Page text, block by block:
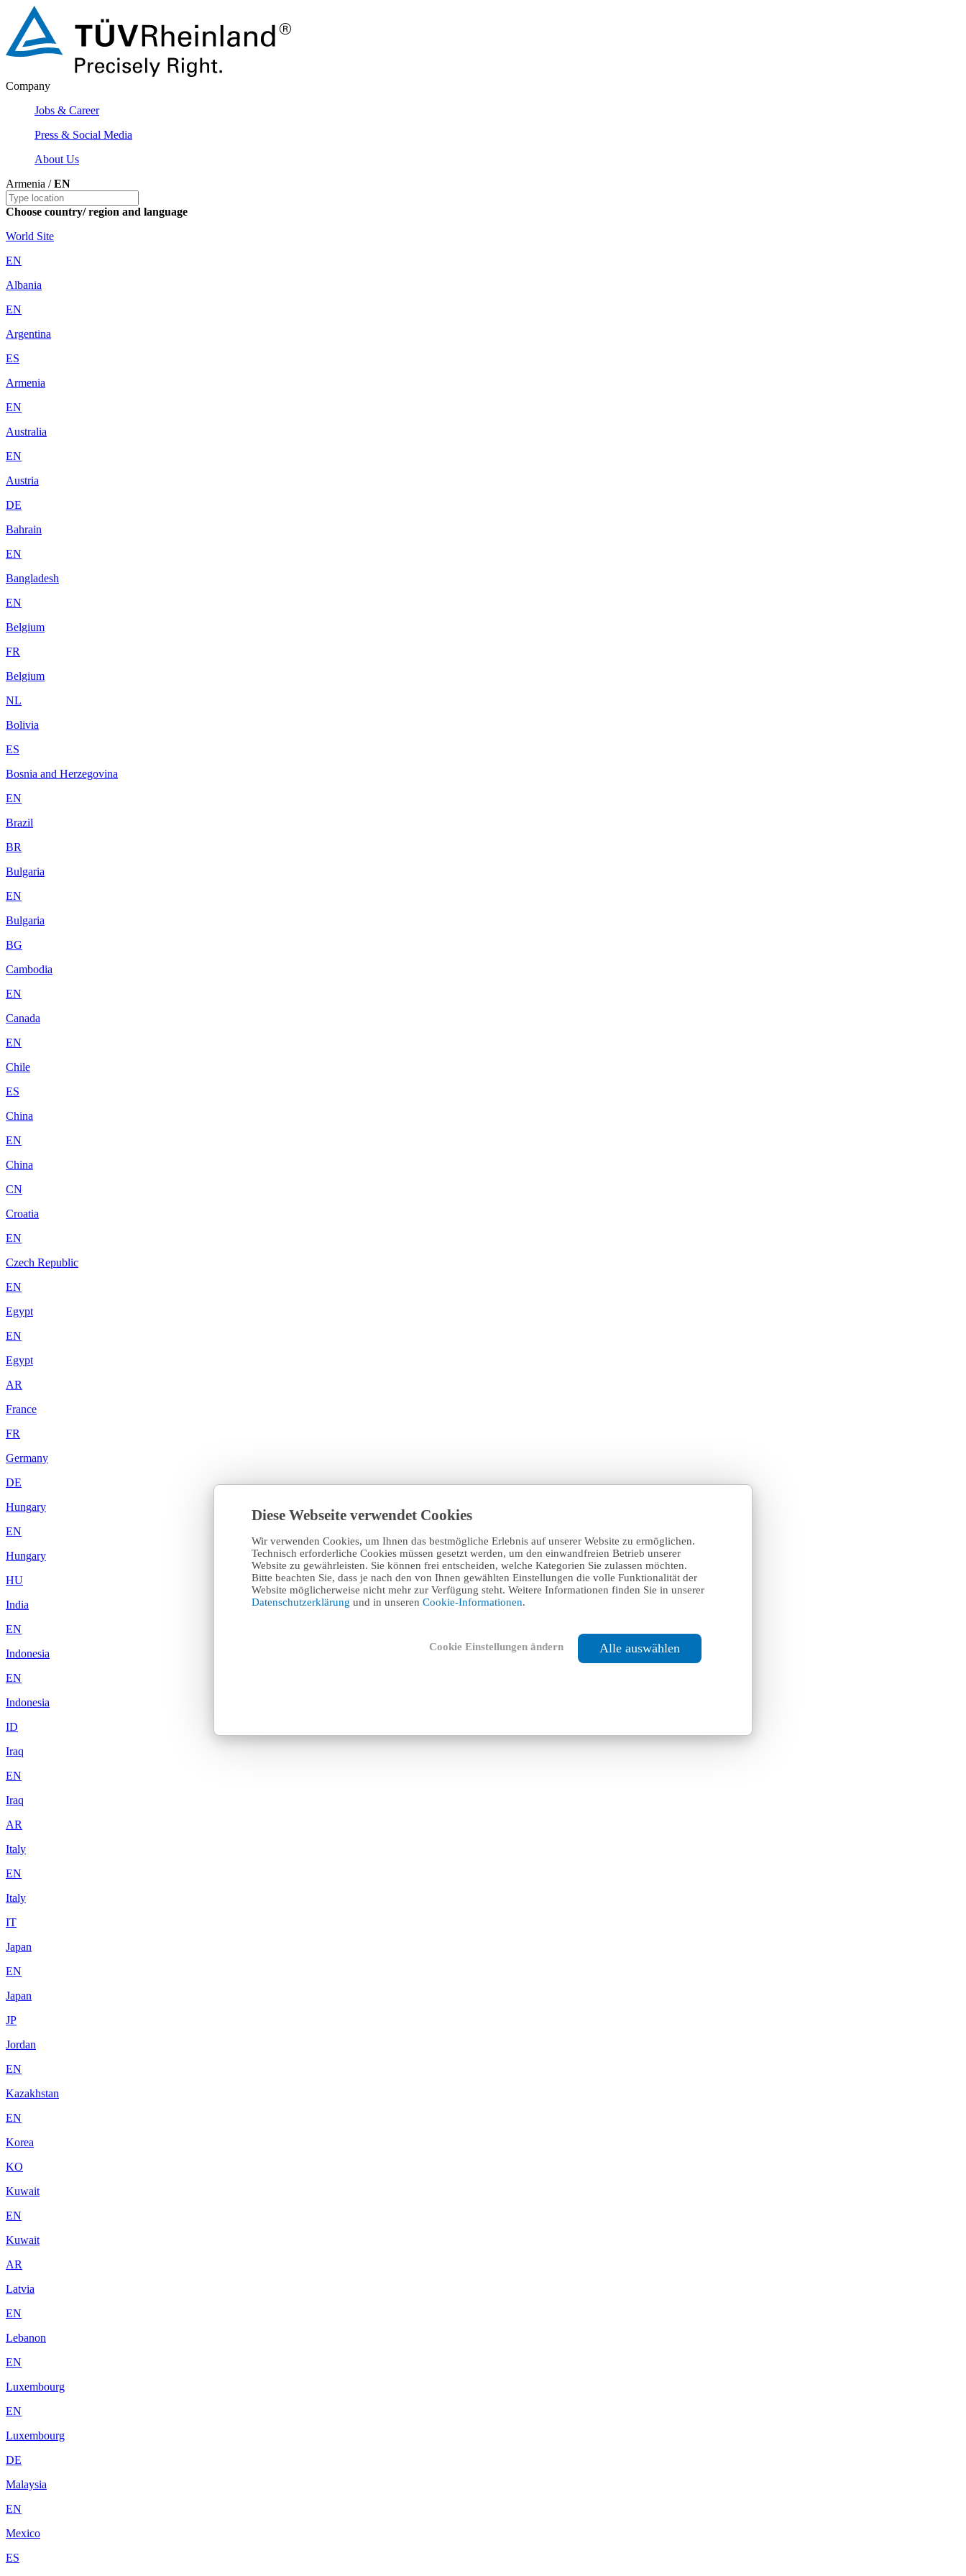
Diese Webseite verwendet Cookies
Wir verwenden Cookies, um Ihnen das bestmögliche Erlebnis auf unserer Website zu ermöglichen.
Technisch erforderliche Cookies müssen gesetzt werden, um den einwandfreien Betrieb unserer
Website zu gewährleisten. Sie können frei entscheiden, welche Kategorien Sie zulassen möchten.
Bitte beachten Sie, dass je nach den von Ihnen gewählten Einstellungen die volle Funktionalität der
Website möglicherweise nicht mehr zur Verfügung steht. Weitere Informationen finden Sie in unserer
Datenschutzerklärung und in unseren Cookie-Informationen.
Cookie Einstellungen ändern Alle auswählen
Company
Jobs & Career
Press & Social Media
About Us
Armenia /EN
Choose country/ region and language
World Site
EN
Albania
EN
Argentina
ES
Armenia
EN
Australia
EN
Austria
DE
Bahrain
EN
Bangladesh
EN
Belgium
FR
Belgium
NL
Bolivia
ES
Bosnia and Herzegovina
EN
Brazil
BR
Bulgaria
EN
Bulgaria
BG
Cambodia
EN
Canada
EN
Chile
ES
China
EN
China
CN
Croatia
EN
Czech Republic
EN
Egypt
EN
Egypt
AR
France
FR
Germany
DE
Hungary
EN
Hungary
HU
India
EN
Indonesia
EN
Indonesia
ID
Iraq
EN
Iraq
AR
Italy
EN
Italy
IT
Japan
EN
Japan
JP
Jordan
EN
Kazakhstan
EN
Korea
KO
Kuwait
EN
Kuwait
AR
Latvia
EN
Lebanon
EN
Luxembourg
EN
Luxembourg
DE
Malaysia
EN
Mexico
ES